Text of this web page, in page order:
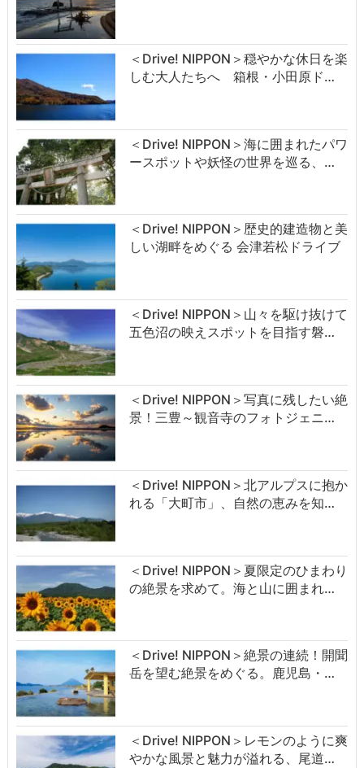
＜Drive! NIPPON＞穏やかな休日を楽
しむ大人たちへ 箱根・小田原ド…
＜Drive! NIPPON＞海に囲まれたパワ
ースポットや妖怪の世界を巡る、…
＜Drive! NIPPON＞歴史的建造物と美
しい湖畔をめぐる 会津若松ドライブ
＜Drive! NIPPON＞山々を駆け抜けて
五色沼の映えスポットを目指す磐…
＜Drive! NIPPON＞写真に残したい絶
景！三豊～観音寺のフォトジェニ…
＜Drive! NIPPON＞北アルプスに抱か
れる「大町市」、自然の恵みを知…
＜Drive! NIPPON＞夏限定のひまわり
の絶景を求めて。海と山に囲まれ…
＜Drive! NIPPON＞絶景の連続！開聞
岳を望む絶景をめぐる。鹿児島・…
＜Drive! NIPPON＞レモンのように爽
やかな風景と魅力が溢れる、尾道…